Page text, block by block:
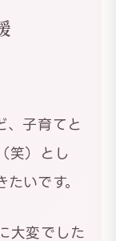
、子育てと
笑）とし
いです。
大変でした